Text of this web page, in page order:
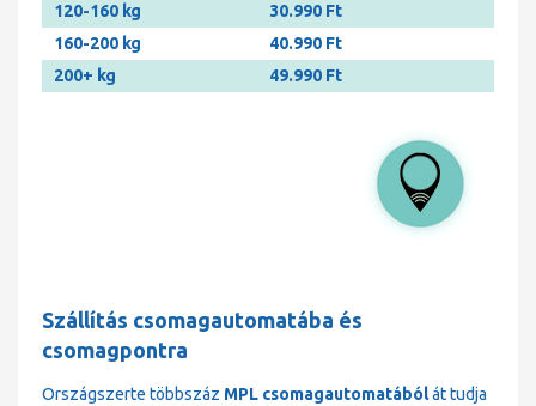
120-160 kg
30.990 Ft
160-200 kg
40.990 Ft
200+ kg
49.990 Ft
Szállítás csomagautomatába és
csomagpontra
Országszerte többszáz MPL csomagautomatábólát tudja